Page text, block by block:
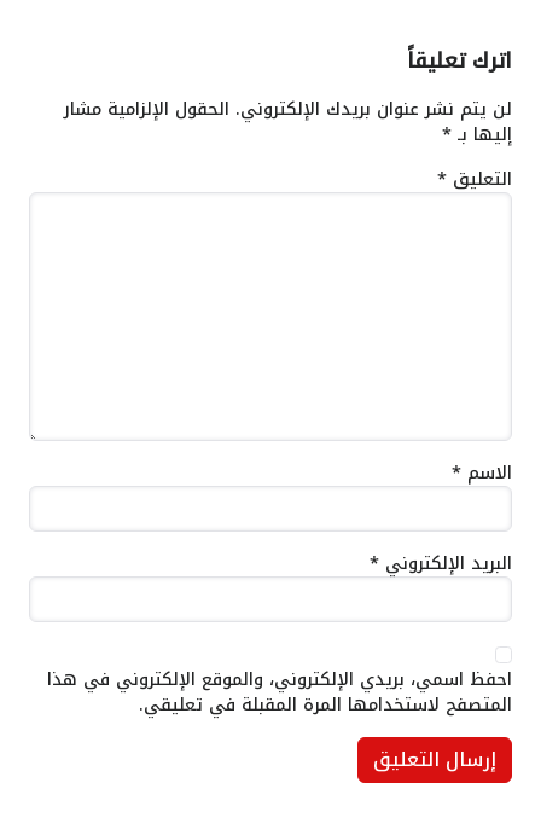
اترك تعليقاً
لن يتم نشر عنوان بريدك الإلكتروني. الحقول الإلزامية مشار
إليها بـ*
التعليق *
الاسم *
البريد الإلكتروني *
احفظ اسمي، بريدي الإلكتروني، والموقع الإلكتروني في هذا
المتصفح لاستخدامها المرة المقبلة في تعليقي.